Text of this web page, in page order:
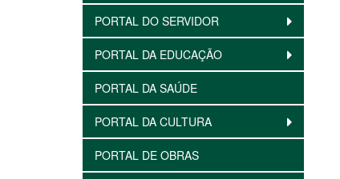
PORTAL DO SERVIDOR
PORTAL DA EDUCAÇÃO
PORTAL DA SAÚDE
PORTAL DA CULTURA
PORTAL DE OBRAS